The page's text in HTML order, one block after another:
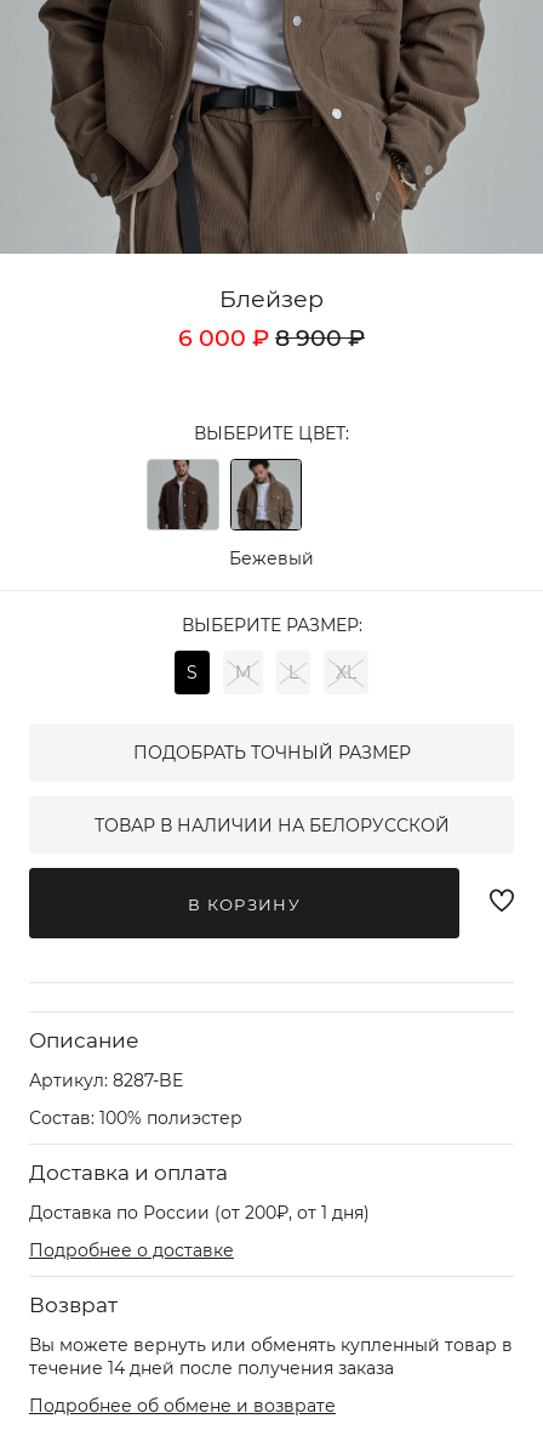
Блейзер
6 000 ₽ 8 900 ₽
ВЫБЕРИТЕ ЦВЕТ:
Бежевый
ВЫБЕРИТЕ РАЗМЕР:
S M L XL
ПОДОБРАТЬ ТОЧНЫЙ РАЗМЕР
ТОВАР В НАЛИЧИИ НА БЕЛОРУССКОЙ
В КОРЗИНУ
Описание
Артикул: 8287-BE
Состав: 100% полиэстер
Доставка и оплата
Доставка по России (от 200₽, от 1 дня)
Подробнее о доставке
Возврат
Вы можете вернуть или обменять купленный товар в
течение 14 дней после получения заказа
Подробнее об обмене и возврате
Кардиганы
Комплекты
Лонгсливы
Поло
Рубашки
Аксессуары